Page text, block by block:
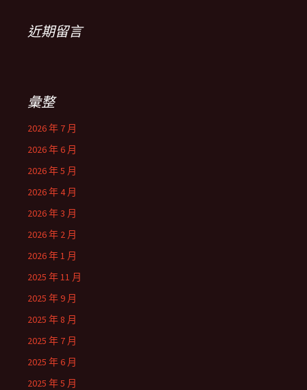
近期留言
彙整
2026 年 7 月
2026 年 6 月
2026 年 5 月
2026 年 4 月
2026 年 3 月
2026 年 2 月
2026 年 1 月
2025 年 11 月
2025 年 9 月
2025 年 8 月
2025 年 7 月
2025 年 6 月
2025 年 5 月